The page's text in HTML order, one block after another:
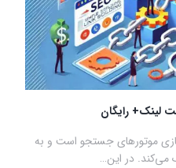
لینک+ رایگان
موتورهای جستجو است و به
می‌کند. در این…